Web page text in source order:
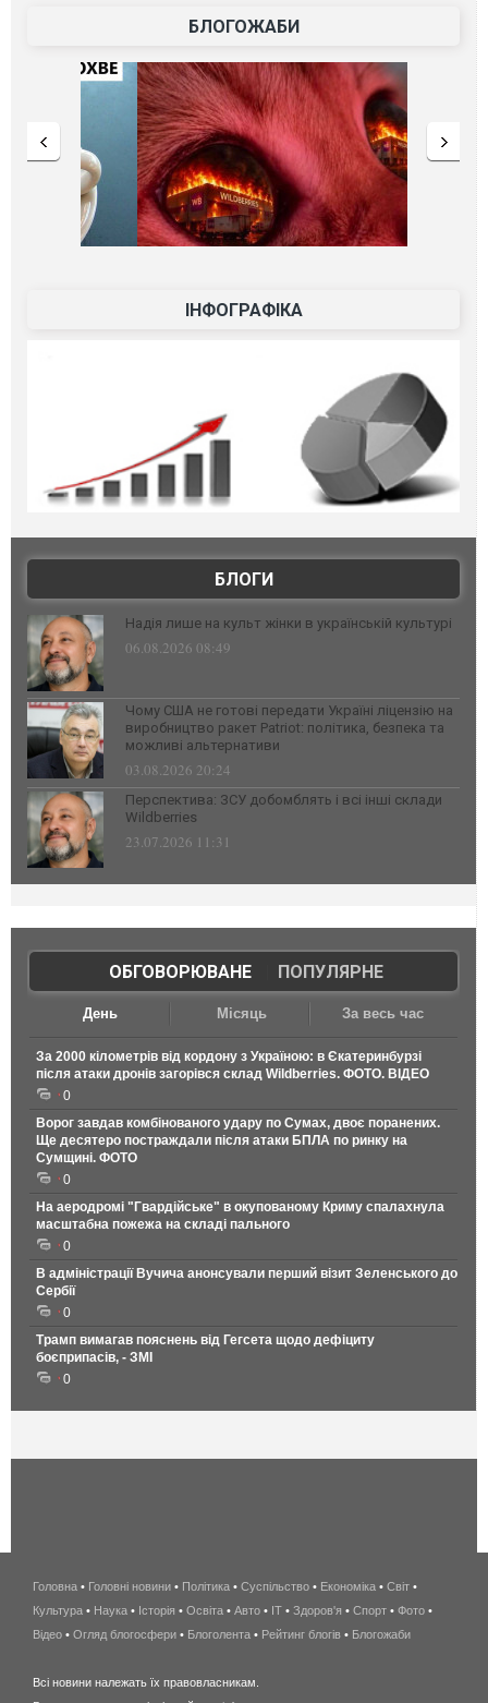
БЛОГОЖАБИ
ІНФОГРАФІКА
БЛОГИ
Надія лише на культ жінки в українській культурі
06.08.2026 08:49
Чому США не готові передати Україні ліцензію на
виробництво ракет Patriot: політика, безпека та
можливі альтернативи
03.08.2026 20:24
Перспектива: ЗСУ добомблять і всі інші склади
Wildberries
23.07.2026 11:31
ОБГОВОРЮВАНЕ| ПОПУЛЯРНЕ
День Місяць За весь час
За 2000 кілометрів від кордону з Україною: в Єкатеринбурзі
після атаки дронів загорівся склад Wildberries. ФОТО. ВІДЕО
0
Ворог завдав комбінованого удару по Сумах, двоє поранених.
Ще десятеро постраждали після атаки БПЛА по ринку на
Сумщині. ФОТО
0
На аеродромі "Гвардійське" в окупованому Криму спалахнула
масштабна пожежа на складі пального
0
В адміністрації Вучича анонсували перший візит Зеленського до
Сербії
0
Трамп вимагав пояснень від Гегсета щодо дефіциту
боєприпасів, - ЗМІ
0
беспроводной
интернет
киев
Головна • Головні новини • Політика • Суспільство • Економіка • Світ •
Культура • Наука • Історія • Освіта • Авто • IT • Здоров'я • Спорт • Фото •
Відео • Огляд блогосфери • Блоголента • Рейтинг блогів • Блогожаби
Всі новини належать їх правовласникам.